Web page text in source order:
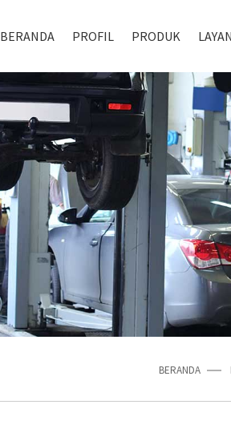
BERANDA PROFIL PRODUK
BERANDA